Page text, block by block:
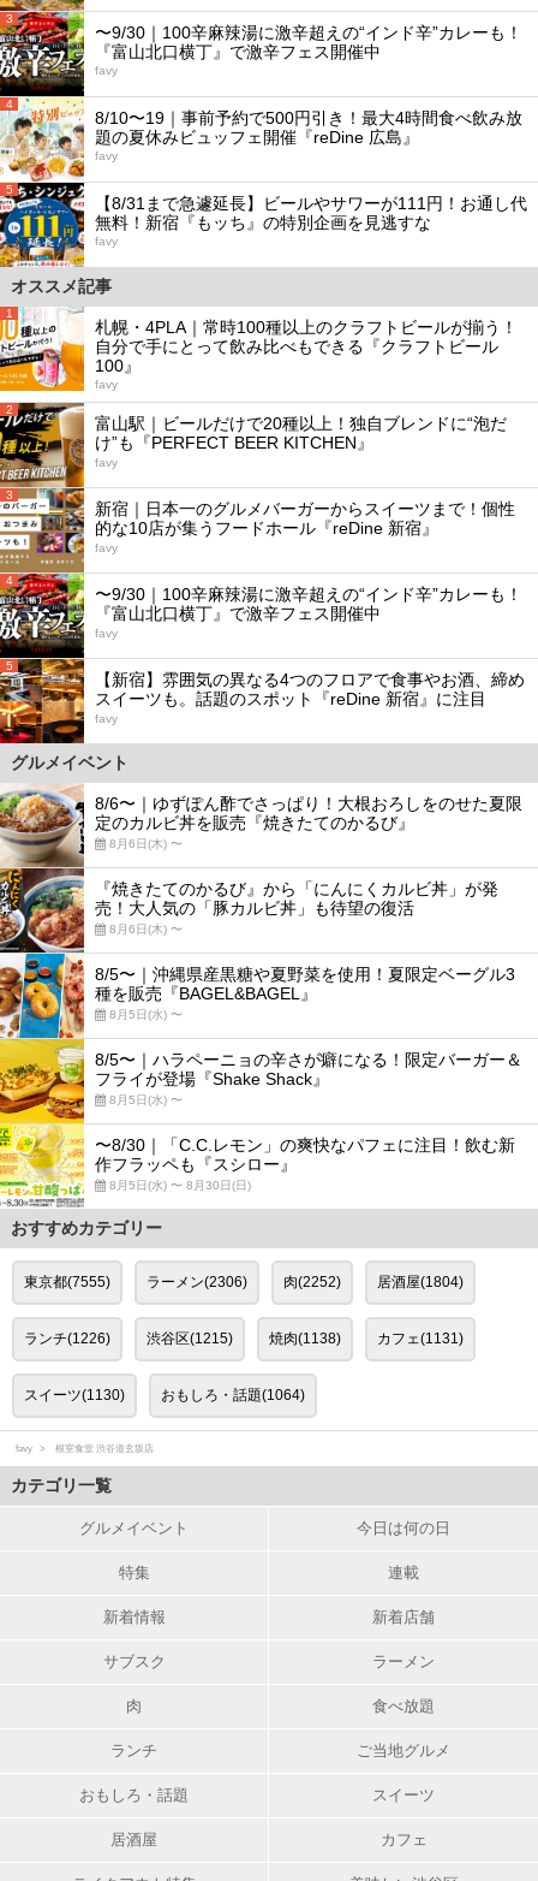
3
〜9/30｜100辛麻辣湯に激辛超えの“インド辛”カレーも！
『富山北口横丁』で激辛フェス開催中
favy
4
8/10〜19｜事前予約で500円引き！最大4時間食べ飲み放
題の夏休みビュッフェ開催『reDine 広島』
favy
5
【8/31まで急遽延長】ビールやサワーが111円！お通し代
無料！新宿『もッち』の特別企画を見逃すな
favy
オススメ記事
1
札幌・4PLA｜常時100種以上のクラフトビールが揃う！
自分で手にとって飲み比べもできる『クラフトビール
100』
favy
2
富山駅｜ビールだけで20種以上！独自ブレンドに“泡だ
け”も『PERFECT BEER KITCHEN』
favy
3
新宿｜日本一のグルメバーガーからスイーツまで！個性
的な10店が集うフードホール『reDine 新宿』
favy
4
〜9/30｜100辛麻辣湯に激辛超えの“インド辛”カレーも！
『富山北口横丁』で激辛フェス開催中
favy
5
【新宿】雰囲気の異なる4つのフロアで食事やお酒、締め
スイーツも。話題のスポット『reDine 新宿』に注目
favy
グルメイベント
8/6〜｜ゆずぽん酢でさっぱり！大根おろしをのせた夏限
定のカルビ丼を販売『焼きたてのかるび』
8月6日(木) 〜
『焼きたてのかるび』から「にんにくカルビ丼」が発
売！大人気の「豚カルビ丼」も待望の復活
8月6日(木) 〜
8/5〜｜沖縄県産黒糖や夏野菜を使用！夏限定ベーグル3
種を販売『BAGEL&BAGEL』
8月5日(水) 〜
8/5〜｜ハラペーニョの辛さが癖になる！限定バーガー＆
フライが登場『Shake Shack』
8月5日(水) 〜
〜8/30｜「C.C.レモン」の爽快なパフェに注目！飲む新
作フラッペも『スシロー』
8月5日(水) 〜 8月30日(日)
おすすめカテゴリー
東京都(7555) ラーメン(2306) 肉(2252) 居酒屋(1804)
ランチ(1226) 渋谷区(1215) 焼肉(1138) カフェ(1131)
スイーツ(1130) おもしろ・話題(1064)
favy 根室食堂 渋谷道玄坂店
カテゴリ一覧
グルメイベント 今日は何の日
特集 連載
新着情報 新着店舗
サブスク ラーメン
肉 食べ放題
ランチ ご当地グルメ
おもしろ・話題 スイーツ
居酒屋 カフェ